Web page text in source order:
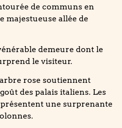
de communs en
majestueuse allée de
demeure dont le
le visiteur.
rose soutiennent
des palais italiens. Les
une surprenante